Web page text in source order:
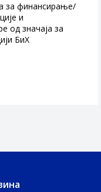
за финансирање/
и
од значаја за
БиХ